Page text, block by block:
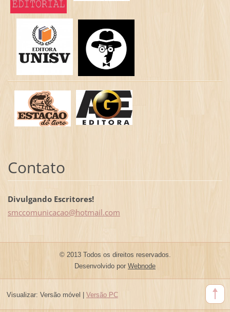
Contato
Divulgando Escritores!
smccomunicacao@hotmail.com
© 2013 Todos os direitos reservados.
Desenvolvido por Webnode
Visualizar: Versão móvel | Versão PC